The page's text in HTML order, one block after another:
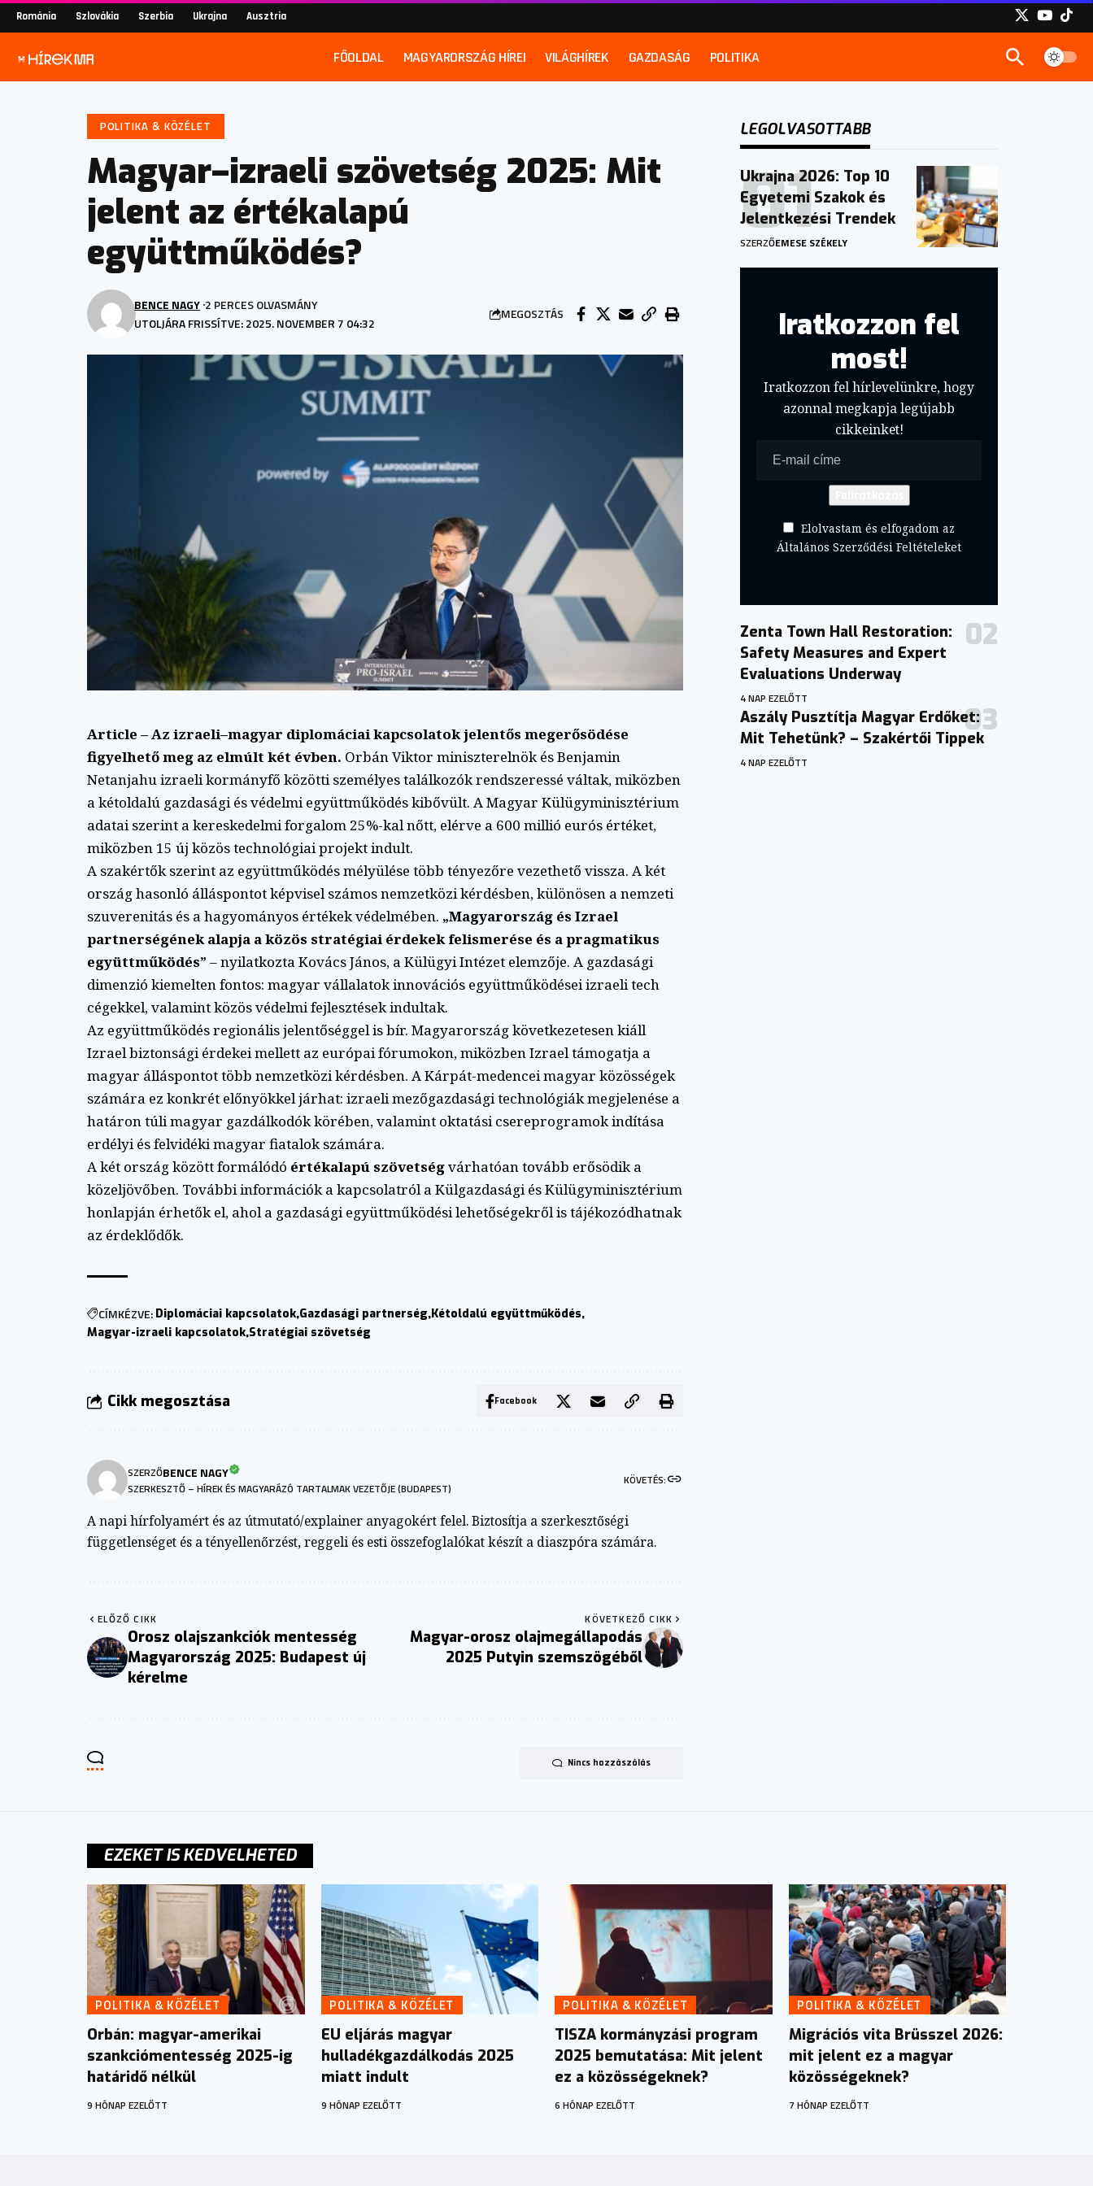
Románia Szlovákia Szerbia Ukrajna Ausztria
FŐOLDAL MAGYARORSZÁG HÍREI VILÁGHÍREK GAZDASÁG POLITIKA
POLITIKA & KÖZÉLET
Magyar–izraeli szövetség 2025: Mit
jelent az értékalapú
együttműködés?
UTOLJÁRA FRISSÍTVE: 2025. NOVEMBER 7 04:32
BENCE NAGY 2 PERCES OLVASMÁNY
MEGOSZTÁS
Article – Az izraeli–magyar diplomáciai kapcsolatok jelentős megerősödése
figyelhető meg az elmúlt két évben. Orbán Viktor miniszterelnök és Benjamin
Netanjahu izraeli kormányfő közötti személyes találkozók rendszeressé váltak, miközben
a kétoldalú gazdasági és védelmi együttműködés kibővült. A Magyar Külügyminisztérium
adatai szerint a kereskedelmi forgalom 25%-kal nőtt, elérve a 600 millió eurós értéket,
miközben 15 új közös technológiai projekt indult.
A szakértők szerint az együttműködés mélyülése több tényezőre vezethető vissza. A két
ország hasonló álláspontot képvisel számos nemzetközi kérdésben, különösen a nemzeti
szuverenitás és a hagyományos értékek védelmében. „Magyarország és Izrael
partnerségének alapja a közös stratégiai érdekek felismerése és a pragmatikus
együttműködés” – nyilatkozta Kovács János, a Külügyi Intézet elemzője. A gazdasági
dimenzió kiemelten fontos: magyar vállalatok innovációs együttműködései izraeli tech
cégekkel, valamint közös védelmi fejlesztések indultak.
Az együttműködés regionális jelentőséggel is bír. Magyarország következetesen kiáll
Izrael biztonsági érdekei mellett az európai fórumokon, miközben Izrael támogatja a
magyar álláspontot több nemzetközi kérdésben. A Kárpát-medencei magyar közösségek
számára ez konkrét előnyökkel járhat: izraeli mezőgazdasági technológiák megjelenése a
határon túli magyar gazdálkodók körében, valamint oktatási csereprogramok indítása
erdélyi és felvidéki magyar fiatalok számára.
A két ország között formálódó értékalapú szövetségvárhatóan tovább erősödik a
közeljövőben. További információk a kapcsolatról a Külgazdasági és Külügyminisztérium
honlapján érhetők el, ahol a gazdasági együttműködési lehetőségekről is tájékozódhatnak
az érdeklődők.
CÍMKÉZVE: Diplomáciai kapcsolatok Gazdasági partnerség Kétoldalú együttműködés
Magyar-izraeli kapcsolatok Stratégiai szövetség
Cikk megosztása Facebook
SZERZŐBENCE NAGY
SZERKESZTŐ – HÍREK ÉS MAGYARÁZÓ TARTALMAK VEZETŐJE (BUDAPEST)
KÖVETÉS:
A napi hírfolyamért és az útmutató/explainer anyagokért felel. Biztosítja a szerkesztőségi
függetlenséget és a tényellenőrzést, reggeli és esti összefoglalókat készít a diaszpóra számára.
ELŐZŐ CIKK
Orosz olajszankciók mentesség
Magyarország 2025: Budapest új
kérelme
KÖVETKEZŐ CIKK
Magyar-orosz olajmegállapodás
2025 Putyin szemszögéből
Nincs hozzászólás
LEGOLVASOTTABB
Ukrajna 2026: Top 10
Egyetemi Szakok és
Jelentkezési Trendek
SZERZŐEMESE SZÉKELY
Iratkozzon fel
most!
Iratkozzon fel hírlevelünkre, hogy
azonnal megkapja legújabb
cikkeinket!
Elolvastam és elfogadom az
Általános Szerződési Feltételeket
Zenta Town Hall Restoration:
Safety Measures and Expert
Evaluations Underway
4 NAP EZELŐTT
Aszály Pusztítja Magyar Erdőket:
Mit Tehetünk? – Szakértői Tippek
4 NAP EZELŐTT
EZEKET IS KEDVELHETED
POLITIKA & KÖZÉLET
Orbán: magyar-amerikai
szankciómentesség 2025-ig
határidő nélkül
9 HÓNAP EZELŐTT
POLITIKA & KÖZÉLET
EU eljárás magyar
hulladékgazdálkodás 2025
miatt indult
9 HÓNAP EZELŐTT
POLITIKA & KÖZÉLET
TISZA kormányzási program
2025 bemutatása: Mit jelent
ez a közösségeknek?
6 HÓNAP EZELŐTT
POLITIKA & KÖZÉLET
Migrációs vita Brüsszel 2026:
mit jelent ez a magyar
közösségeknek?
7 HÓNAP EZELŐTT